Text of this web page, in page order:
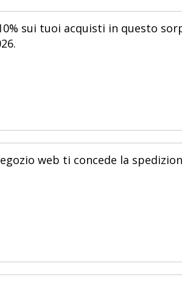
sui tuoi acquisti in questo
web ti concede la